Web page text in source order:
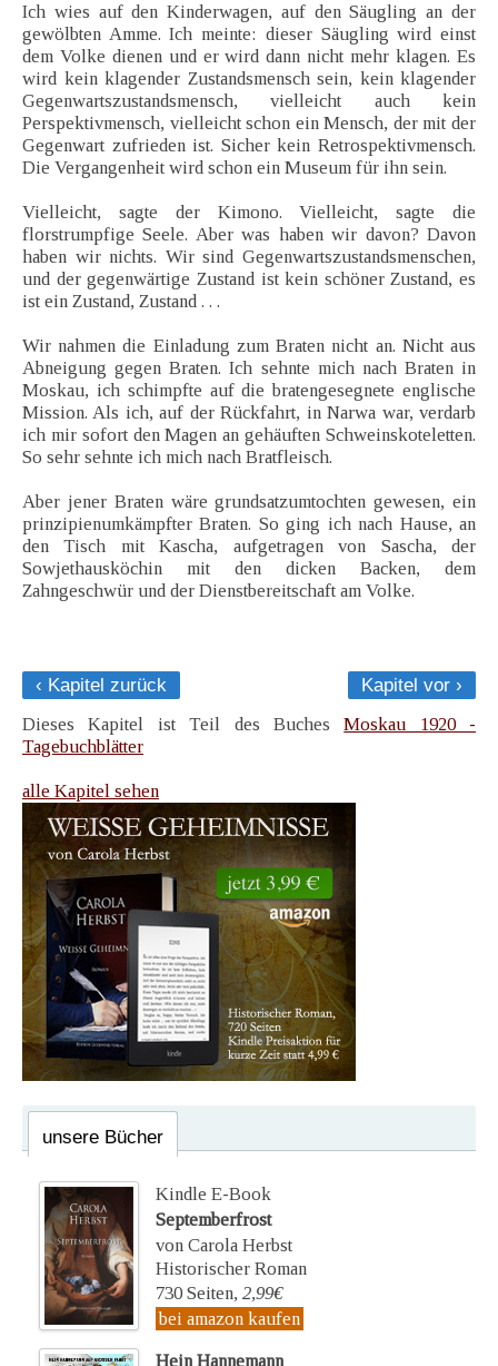
Ich wies auf den Kinderwagen, auf den Säugling an der
gewölbten Amme. Ich meinte: dieser Säugling wird einst
dem Volke dienen und er wird dann nicht mehr klagen. Es
wird kein klagender Zustandsmensch sein, kein klagender
Gegenwartszustandsmensch, vielleicht auch kein
Perspektivmensch, vielleicht schon ein Mensch, der mit der
Gegenwart zufrieden ist. Sicher kein Retrospektivmensch.
Die Vergangenheit wird schon ein Museum für ihn sein.
Vielleicht, sagte der Kimono. Vielleicht, sagte die
florstrumpfige Seele. Aber was haben wir davon? Davon
haben wir nichts. Wir sind Gegenwartszustandsmenschen,
und der gegenwärtige Zustand ist kein schöner Zustand, es
ist ein Zustand, Zustand . . .
Wir nahmen die Einladung zum Braten nicht an. Nicht aus
Abneigung gegen Braten. Ich sehnte mich nach Braten in
Moskau, ich schimpfte auf die bratengesegnete englische
Mission. Als ich, auf der Rückfahrt, in Narwa war, verdarb
ich mir sofort den Magen an gehäuften Schweinskoteletten.
So sehr sehnte ich mich nach Bratfleisch.
Aber jener Braten wäre grundsatzumtochten gewesen, ein
prinzipienumkämpfter Braten. So ging ich nach Hause, an
den Tisch mit Kascha, aufgetragen von Sascha, der
Sowjethausköchin mit den dicken Backen, dem
Zahngeschwür und der Dienstbereitschaft am Volke.
‹ Kapitel zurück
Kapitel vor ›
Dieses Kapitel ist Teil des BuchesMoskau 1920 -
Tagebuchblätter
alle Kapitel sehen
unsere Bücher
Kindle E-Book
Septemberfrost
von Carola Herbst
Historischer Roman
730 Seiten, 2,99€
bei amazon kaufen
Hein Hannemann